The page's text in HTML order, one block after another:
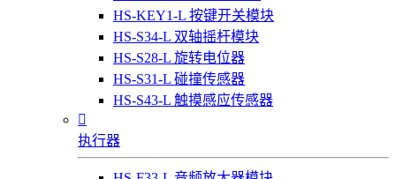
HS-KEY1-L 按键开关模块
HS-S34-L 双轴摇杆模块
HS-S28-L 旋转电位器
HS-S31-L 碰撞传感器
HS-S43-L 触摸感应传感器

执行器